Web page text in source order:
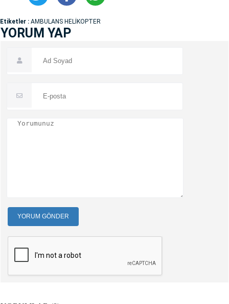
Etiketler : AMBULANS HELİKOPTER
YORUM YAP
YORUM GÖNDER